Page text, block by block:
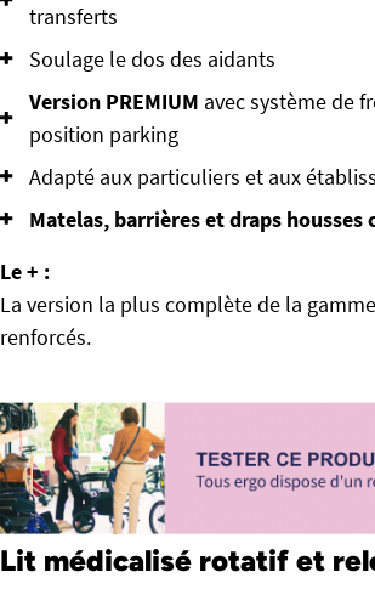
transferts
Soulage le dos des aidants
Version PREMIUM avec système de
position parking
Adapté aux particuliers et aux
Matelas, barrières et draps housses
Le + :
La version la plus complète de la
renforcés.
Lit médicalisé rotatif et